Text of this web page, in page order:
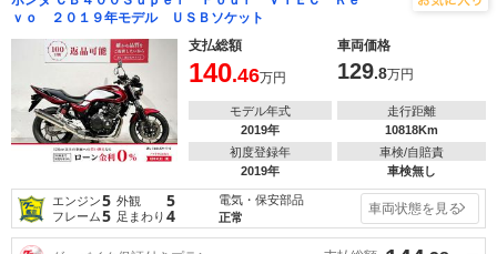
ｖｏ ２０１９年モデル ＵＳＢソケット
支払総額
車両価格
140.46万円 129.8万円
モデル年式
2019年
走行距離
10818Km
初度登録年
2019年
車検/自賠責
車検無し
エンジン5 外観 5
フレーム5 足まわり 4
電気・保安部品
正常
車両状態を見る